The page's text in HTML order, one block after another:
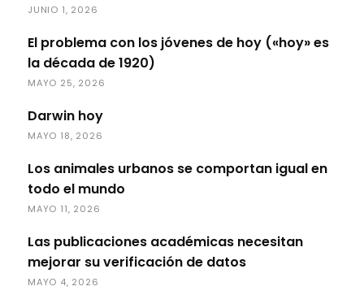
JUNIO 1, 2026
El problema con los jóvenes de hoy («hoy» es
la década de 1920)
MAYO 25, 2026
Darwin hoy
MAYO 18, 2026
Los animales urbanos se comportan igual en
todo el mundo
MAYO 11, 2026
Las publicaciones académicas necesitan
mejorar su verificación de datos
MAYO 4, 2026